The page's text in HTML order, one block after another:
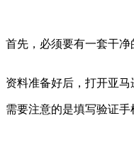
首先，必须要有一套干净
资料准备好后，打开亚马
需要注意的是填写验证手